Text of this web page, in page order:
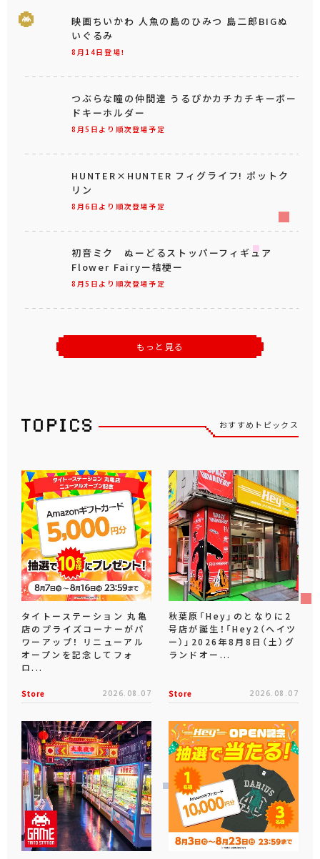
8月14日登場！
映画ちいかわ 人魚の島のひみつ 島二郎BIGぬ
いぐるみ
8月5日より順次登場予定
つぶらな瞳の仲間達 うるぴかカチカチキーボー
ドキーホルダー
8月6日より順次登場予定
HUNTER×HUNTER フィグライフ! ポットク
リン
8月5日より順次登場予定
初音ミク ぬーどるストッパーフィギュア
Flower Fairyー桔梗ー
もっと見る
おすすめトピックス
タイトーステーション 丸亀
店のプライズコーナーがパ
ワーアップ！ リニューアル
オープンを記念してフォ
ロ...
Store 2026.08.07
秋葉原「Hey」のとなりに2
号店が誕生！「Hey2（ヘイツ
ー）」2026年8月8日（土）グ
ランドオー...
Store 2026.08.07